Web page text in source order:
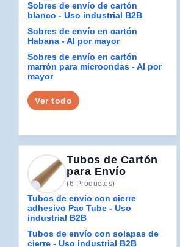
Sobres de envío de cartón
blanco - Uso industrial B2B
Sobres de envío en cartón
Habana - Al por mayor
Sobres de envío en cartón
marrón para microondas - Al por
mayor
Ver todo
Tubos de Cartón
para Envío
(6 Productos)
Tubos de envío con cierre
adhesivo Pac Tube - Uso
industrial B2B
Tubos de envío con solapas de
cierre - Uso industrial B2B